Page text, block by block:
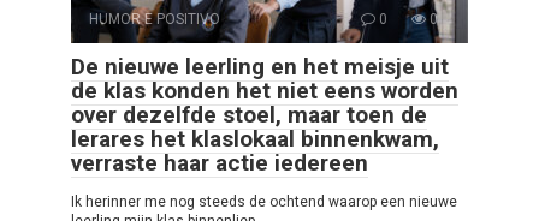
HUMOR E POSITIVO 0 0
De nieuwe leerling en het meisje uit
de klas konden het niet eens worden
over dezelfde stoel, maar toen de
lerares het klaslokaal binnenkwam,
verraste haar actie iedereen
Ik herinner me nog steeds de ochtend waarop een nieuwe